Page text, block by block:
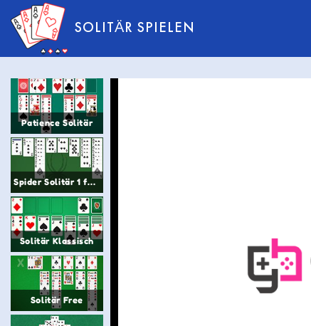
SOLITÄR SPIELEN
Patience Solitär
Spider Solitär 1 farbe
Solitär Klassisch
Solitär Free